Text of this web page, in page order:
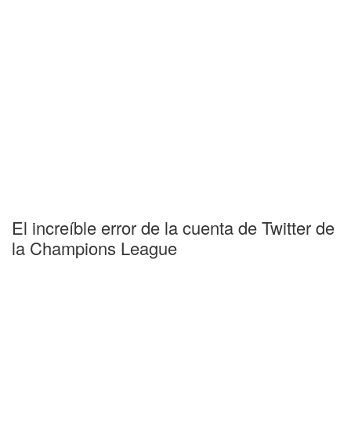
El increíble error de la cuenta de Twitter de
la Champions League